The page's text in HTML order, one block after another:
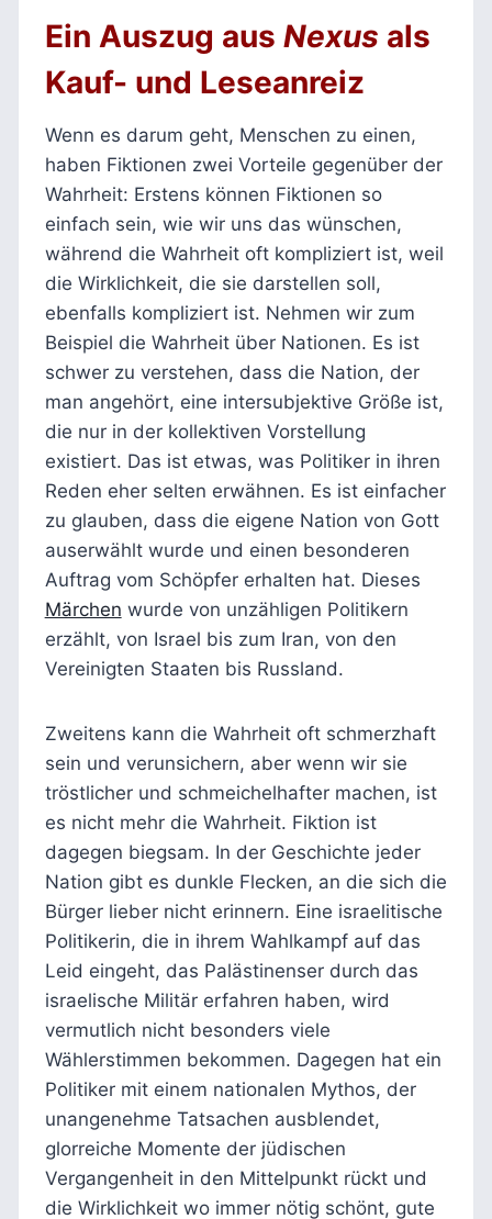
Ein Auszug aus Nexus als
Kauf- und Leseanreiz
Wenn es darum geht, Menschen zu einen,
haben Fiktionen zwei Vorteile gegenüber der
Wahrheit: Erstens können Fiktionen so
einfach sein, wie wir uns das wünschen,
während die Wahrheit oft kompliziert ist, weil
die Wirklichkeit, die sie darstellen soll,
ebenfalls kompliziert ist. Nehmen wir zum
Beispiel die Wahrheit über Nationen. Es ist
schwer zu verstehen, dass die Nation, der
man angehört, eine intersubjektive Größe ist,
die nur in der kollektiven Vorstellung
existiert. Das ist etwas, was Politiker in ihren
Reden eher selten erwähnen. Es ist einfacher
zu glauben, dass die eigene Nation von Gott
auserwählt wurde und einen besonderen
Auftrag vom Schöpfer erhalten hat. Dieses
Märchen wurde von unzähligen Politikern
erzählt, von Israel bis zum Iran, von den
Vereinigten Staaten bis Russland.
Zweitens kann die Wahrheit oft schmerzhaft
sein und verunsichern, aber wenn wir sie
tröstlicher und schmeichelhafter machen, ist
es nicht mehr die Wahrheit. Fiktion ist
dagegen biegsam. In der Geschichte jeder
Nation gibt es dunkle Flecken, an die sich die
Bürger lieber nicht erinnern. Eine israelitische
Politikerin, die in ihrem Wahlkampf auf das
Leid eingeht, das Palästinenser durch das
israelische Militär erfahren haben, wird
vermutlich nicht besonders viele
Wählerstimmen bekommen. Dagegen hat ein
Politiker mit einem nationalen Mythos, der
unangenehme Tatsachen ausblendet,
glorreiche Momente der jüdischen
Vergangenheit in den Mittelpunkt rückt und
die Wirklichkeit wo immer nötig schönt, gute